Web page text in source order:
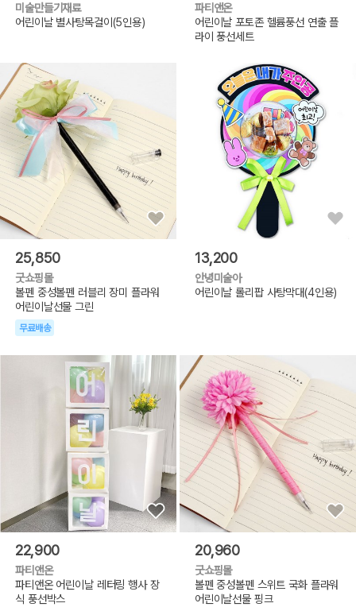
미술만들기재료
어린이날 별사탕목걸이(5인용)
파티앤온
어린이날 포토존 헬륨풍선 연출 플
라이 풍선세트
25,850
굿쇼핑몰
볼펜 중성볼펜 러블리 장미 플라워
어린이날선물 그린
무료배송
13,200
안녕미술아
어린이날 롤리팝 사탕막대(4인용)
22,900
파티앤온
파티앤온 어린이날 레터링 행사 장
식 풍선박스
20,960
굿쇼핑몰
볼펜 중성볼펜 스위트 국화 플라워
어린이날선물 핑크